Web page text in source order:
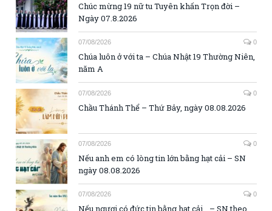
Chúc mừng 19 nữ tu Tuyên khấn Trọn đời –
Ngày 07.8.2026
07/08/2026 0
Chúa luôn ở với ta – Chúa Nhật 19 Thường Niên,
năm A
07/08/2026 0
Chầu Thánh Thể – Thứ Bảy, ngày 08.08.2026
07/08/2026 0
Nếu anh em có lòng tin lớn bằng hạt cải – SN
ngày 08.08.2026
07/08/2026 0
Nếu ngươi có đức tin bằng hạt cải… – SN theo